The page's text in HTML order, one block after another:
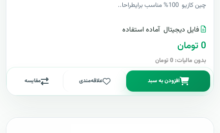
چين کازيو 100% مناسب برايطراحا..
فایل دیجیتال آماده استفاده
0 تومان
بدون مالیات: 0 تومان
افزودن به سبد علاقه‌مندی مقایسه